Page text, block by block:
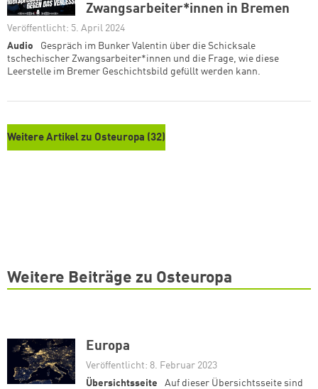
Zwangsarbeiter*innen in Bremen
Veröffentlicht: 5. April 2024
Audio
Gespräch im Bunker Valentin über die Schicksale
tschechischer Zwangsarbeiter*innen und die Frage, wie diese
Leerstelle im Bremer Geschichtsbild gefüllt werden kann.
Weitere Artikel zu Osteuropa (32)
Weitere Beiträge zu Osteuropa
Europa
Veröffentlicht: 8. Februar 2023
Übersichtsseite
Auf dieser Übersichtsseite sind